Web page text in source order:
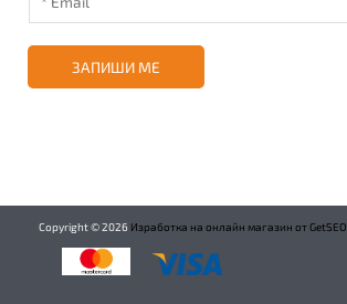
ЗАПИШИ МЕ
Copyright ©2026 Изработка на онлайн магазин от GetSEO